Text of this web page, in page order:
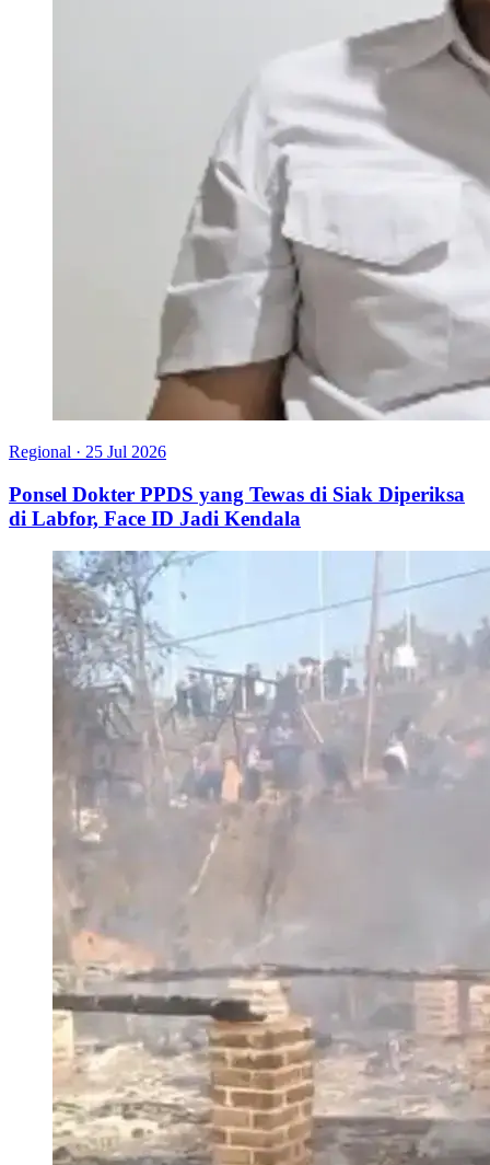
Regional · 25 Jul 2026
Ponsel Dokter PPDS yang Tewas di Siak Diperiksa
di Labfor, Face ID Jadi Kendala